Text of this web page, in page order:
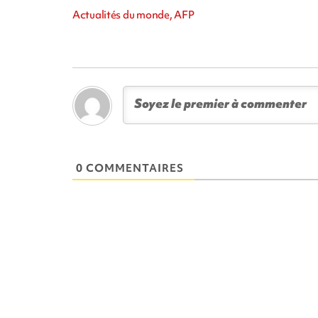
Actualités du monde, AFP
0 COMMENTAIRES